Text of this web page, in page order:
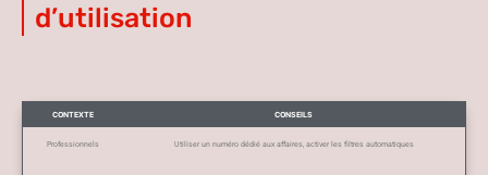
d’utilisation
CONTEXTE CONSEILS
Professionnels Utiliser un numéro dédié aux affaires, activer les filtres automatiques